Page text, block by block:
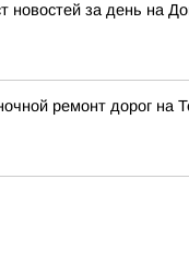
новостей за день на
ремонт дорог на